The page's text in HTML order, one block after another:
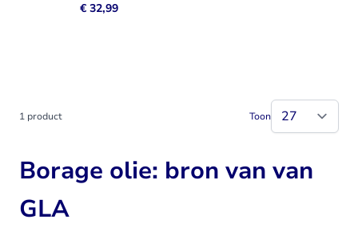
€ 32,99
1 product Toon
Borage olie: bron van van
GLA